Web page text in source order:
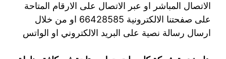
الاتصال المباشر او عبر الاتصال على الارقام المتاحة
على صفحتنا الالكترونية 66428585 او من خلال
ارسال رسالة نصية على البريد الالكتروني او الواتس